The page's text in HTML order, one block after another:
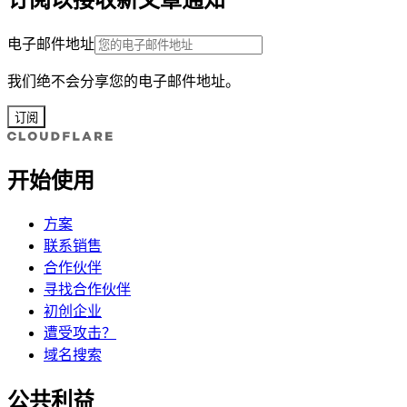
电子邮件地址
我们绝不会分享您的电子邮件地址。
订阅
开始使用
方案
联系销售
合作伙伴
寻找合作伙伴
初创企业
遭受攻击？
域名搜索
公共利益